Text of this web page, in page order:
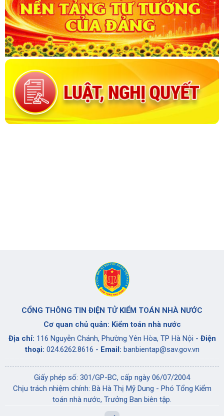
CỔNG THÔNG TIN ĐIỆN TỬ KIỂM TOÁN NHÀ NƯỚC
Cơ quan chủ quản: Kiểm toán nhà nước
Địa chỉ: 116 Nguyễn Chánh, Phường Yên Hòa, TP Hà Nội - Điện
thoại: 024.6262.8616 - Email: banbientap@sav.gov.vn
Giấy phép số: 301/GP-BC, cấp ngày 06/07/2004
Chịu trách nhiệm chính: Bà Hà Thị Mỹ Dung - Phó Tổng Kiểm
toán nhà nước, Trưởng Ban biên tập.